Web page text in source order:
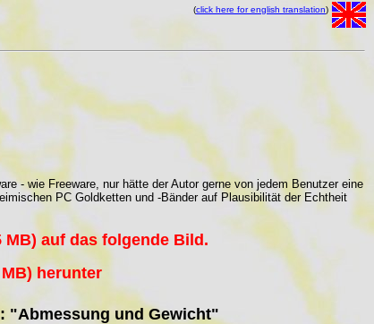
(click here for english translation)
- wie Freeware, nur hätte der Autor gerne von jedem Benutzer eine
PC Goldketten und -Bänder auf Plausibilität der Echtheit
MB) auf das folgende Bild.
herunter
"Abmessung und Gewicht"